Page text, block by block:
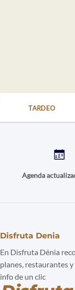
TARDEO
Agenda
Disfruta Denia
En Disfruta Dénia
planes, restaurantes
info de un clic